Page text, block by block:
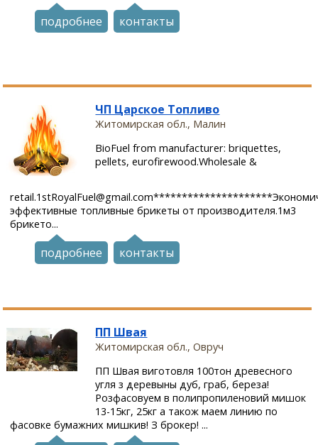
подробнее контакты
ЧП Царское Топливо
Житомирская обл., Малин
BioFuel from manufacturer: briquettes,
pellets, eurofirewood.Wholesale &
эффективные топливные брикеты от производителя.1м3
брикето...
подробнее контакты
ПП Швая
Житомирская обл., Овруч
ПП Швая виготовля 100тон древесного
угля з деревыны дуб, граб, береза!
Розфасовуем в полипропиленовий мишок
13-15кг, 25кг а також маем линию по
фасовке бумажних мишкив! З брокер! ...